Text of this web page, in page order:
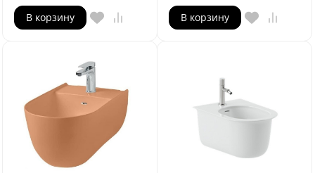
В корзину В корзину